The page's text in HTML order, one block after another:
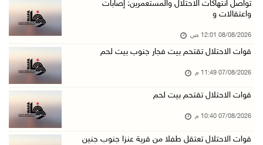
بعد تجديد منع زيارات المعتقلين: أبو الحمص يدع ...
الرئاسة ترحب بإطلاق السعودية التحالف البحري ا ...
07/آب/2026 06:17 م
(محدث) نابلس: إصابة مواطن واعتقاله إثر هجوم ل ...
07/آب/2026 06:04 م
الرئاسة ترحب باتفاقية مكة للدفاع المشترك بين ...
تواصل انتهاكات الاحتلال والمستعمرين: إصابات
واعتقالات و
08/08/2026 12:01 ص
قوات الاحتلال تقتحم بيت فجار جنوب بيت لحم
07/08/2026 11:49 م
قوات الاحتلال تقتحم بيت لحم
07/08/2026 10:40 م
قوات الاحتلال تعتقل طفلا من قرية عنزا جنوب جنين